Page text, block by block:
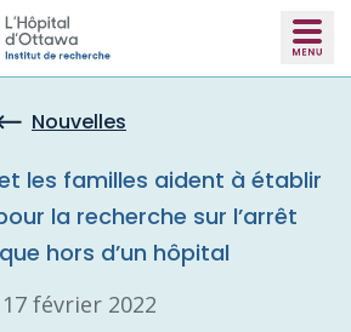
Nouvelles
les familles aident à établir
la recherche sur l’arrêt
hors d’un hôpital
17 février 2022